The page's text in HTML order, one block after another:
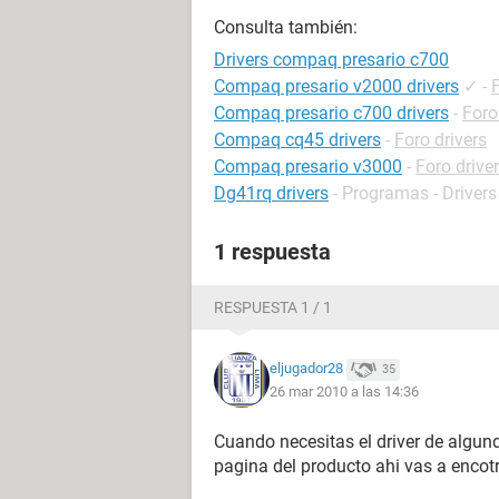
Consulta también:
Drivers compaq presario c700
Compaq presario v2000 drivers ✓ -
Compaq presario c700 drivers -
Compaq cq45 drivers - Foro drivers
Compaq presario v3000 - Foro
Dg41rq drivers - Programas - Drivers
1 respuesta
RESPUESTA 1 / 1
eljugador28 35
26 mar 2010 a las 14:36
Cuando necesitas el driver de
pagina del producto ahi vas a